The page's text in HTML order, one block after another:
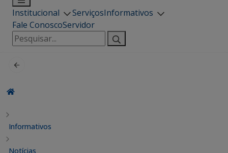
Institucional ServiçosInformativos
Fale ConoscoServidor
Pesquisar
por:
Informativos
Notícias